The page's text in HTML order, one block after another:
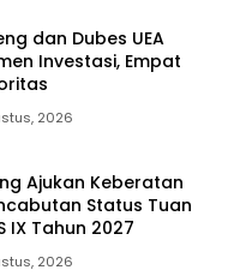
dan Dubes UEA
Investasi, Empat
2026
Ajukan Keberatan
Status Tuan
IX Tahun 2027
2026